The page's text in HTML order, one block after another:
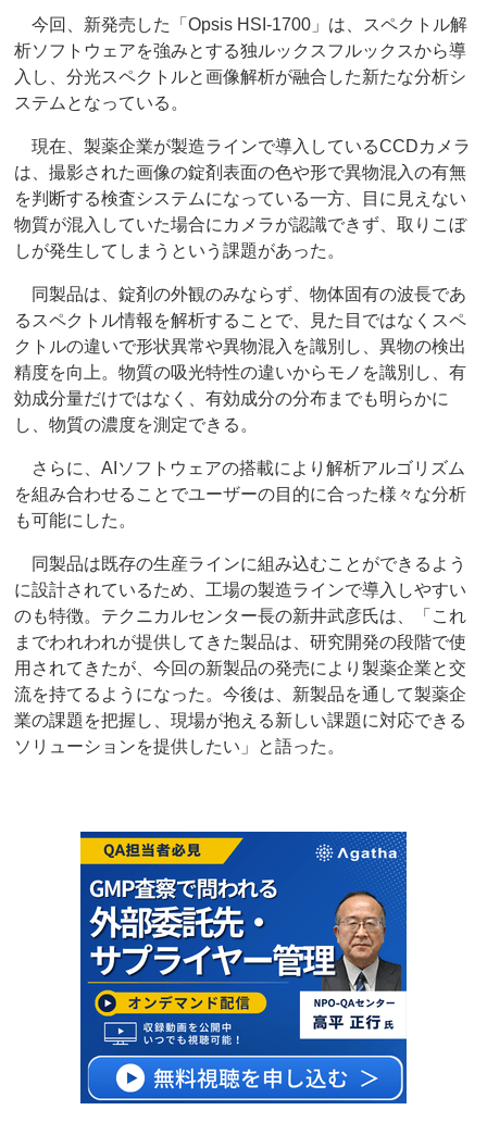
今回、新発売した「Opsis HSI-1700」は、スペクトル解
析ソフトウェアを強みとする独ルックスフルックスから導
入し、分光スペクトルと画像解析が融合した新たな分析シ
ステムとなっている。
現在、製薬企業が製造ラインで導入しているCCDカメラ
は、撮影された画像の錠剤表面の色や形で異物混入の有無
を判断する検査システムになっている一方、目に見えない
物質が混入していた場合にカメラが認識できず、取りこぼ
しが発生してしまうという課題があった。
同製品は、錠剤の外観のみならず、物体固有の波長であ
るスペクトル情報を解析することで、見た目ではなくスペ
クトルの違いで形状異常や異物混入を識別し、異物の検出
精度を向上。物質の吸光特性の違いからモノを識別し、有
効成分量だけではなく、有効成分の分布までも明らかに
し、物質の濃度を測定できる。
さらに、AIソフトウェアの搭載により解析アルゴリズム
を組み合わせることでユーザーの目的に合った様々な分析
も可能にした。
同製品は既存の生産ラインに組み込むことができるよう
に設計されているため、工場の製造ラインで導入しやすい
のも特徴。テクニカルセンター長の新井武彦氏は、「これ
までわれわれが提供してきた製品は、研究開発の段階で使
用されてきたが、今回の新製品の発売により製薬企業と交
流を持てるようになった。今後は、新製品を通して製薬企
業の課題を把握し、現場が抱える新しい課題に対応できる
ソリューションを提供したい」と語った。